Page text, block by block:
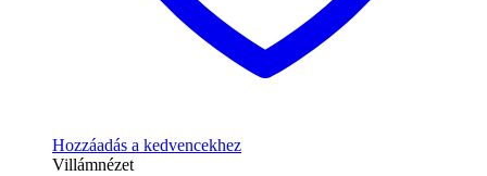
Hozzáadás a kedvencekhez
Villámnézet